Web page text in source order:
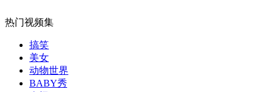
女孩北京地铁殴打老人 痛下狠手拳打脚踢
无痛分娩是否安全 医生回应
热门视频集
搞笑
美女
动物世界
BABY秀